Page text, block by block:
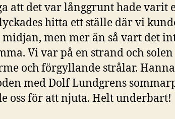
att det var långgrunt hade varit
hitta ett ställe där vi
men mer än så vart det
Vi var på en strand och
och förgyllande strålar.
med Dolf Lundgrens
oss för att njuta. Helt underbart!